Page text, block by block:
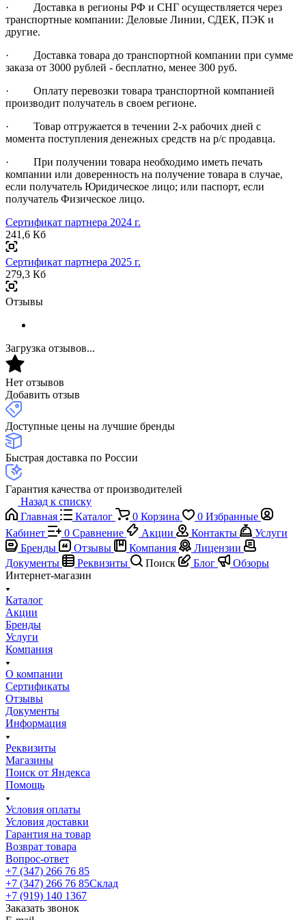
· Доставка в регионы РФ и СНГ осуществляется через
транспортные компании: Деловые Линии, СДЕК, ПЭК и
другие.
· Доставка товара до транспортной компании при сумме
заказа от 3000 рублей - бесплатно, менее 300 руб.
· Оплату перевозки товара транспортной компанией
производит получатель в своем регионе.
· Товар отгружается в течении 2-х рабочих дней с
момента поступления денежных средств на р/с продавца.
· При получении товара необходимо иметь печать
компании или доверенность на получение товара в случае,
если получатель Юридическое лицо; или паспорт, если
получатель Физическое лицо.
Сертификат партнера 2024 г.
241,6 Кб
Сертификат партнера 2025 г.
279,3 Кб
Отзывы
Загрузка отзывов...
Нет отзывов
Добавить отзыв
Доступные цены на лучшие бренды
Быстрая доставка по России
Гарантия качества от производителей
Назад к списку
Главная
Каталог 0 Корзина 0 Избранные
Кабинет
0 Сравнение Акции Контакты
Услуги
Бренды
Отзывы Компания
Лицензии
Документы
Реквизиты Поиск Блог
Обзоры
Интернет-магазин
Каталог
Акции
Бренды
Услуги
Компания
О компании
Сертификаты
Отзывы
Документы
Информация
Реквизиты
Магазины
Поиск от Яндекса
Помощь
Условия оплаты
Условия доставки
Гарантия на товар
Возврат товара
Вопрос-ответ
+7 (347) 266 76 85
+7 (347) 266 76 85Склад
+7 (919) 140 1367
Заказать звонок